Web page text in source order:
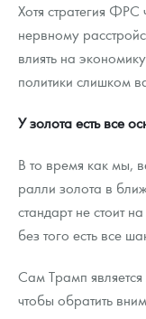
Хотя стратегия ФРС
нервному
влиять на
политики слишком
У золота есть все
В то время как мы,
ралли золота в
стандарт не стоит
без того есть все
Сам Трамп
чтобы обратить